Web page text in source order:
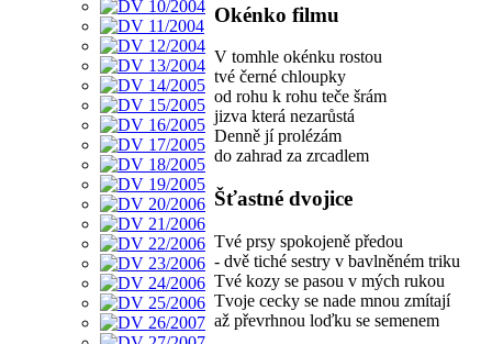
Okénko filmu
V tomhle okénku rostou
tvé černé chloupky
od rohu k rohu teče šrám
jizva která nezarůstá
Denně jí prolézám
do zahrad za zrcadlem
Šťastné dvojice
Tvé prsy spokojeně předou
- dvě tiché sestry v bavlněném triku
Tvé kozy se pasou v mých rukou
Tvoje cecky se nade mnou zmítají
až převrhnou loďku se semenem